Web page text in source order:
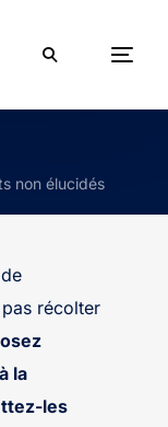
non élucidés
récolter
la
les